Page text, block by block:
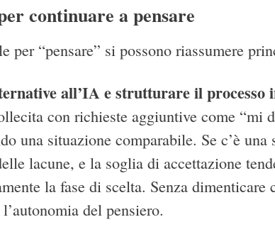
continuare a pensare
“pensare” si possono riassumere
all’IA e strutturare il processo
con richieste aggiuntive come “mi
una situazione comparabile. Se c’è
lacune, e la soglia di accettazione
la fase di scelta. Senza
del pensiero.